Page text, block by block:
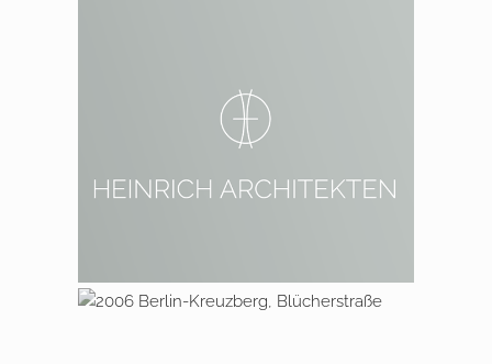
2002 Berlin Prenzlauer Berg
2006 Berlin Kreuzberg,